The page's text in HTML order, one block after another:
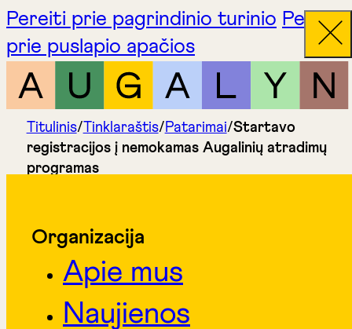
Pereiti prie pagrindinio turinio Pereiti
prie puslapio apačios
Titulinis/Tinklaraštis/Patarimai/Startavo
registracijos į nemokamas Augalinių atradimų
programas
Organizacija
Apie mus
Naujienos